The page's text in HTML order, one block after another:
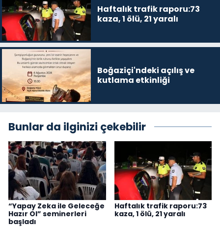
Haftalık trafik raporu:73
kaza, 1 ölü, 21 yaralı
Boğaziçi'ndeki açılış ve
kutlama etkinliği
Bunlar da ilginizi çekebilir
“Yapay Zeka ile Geleceğe
Hazır Ol” seminerleri
başladı
Haftalık trafik raporu:73
kaza, 1 ölü, 21 yaralı